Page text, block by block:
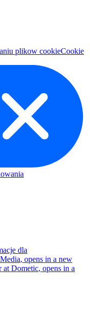
plikow cookieCookie
dla
, opens in a new
at Dometic, opens in a